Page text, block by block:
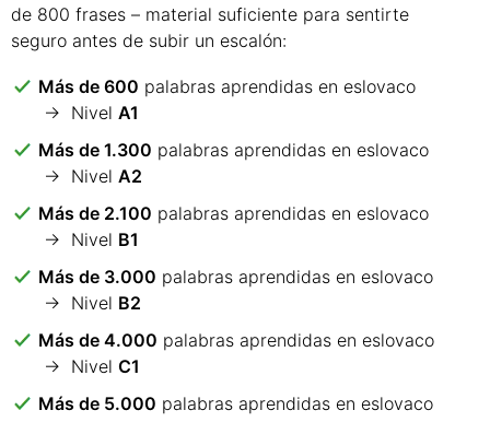
de 800 frases – material suficiente para sentirte
seguro antes de subir un escalón:
Más de 600 palabras aprendidas en eslovaco
→ Nivel A1
Más de 1.300 palabras aprendidas en eslovaco
→ Nivel A2
Más de 2.100 palabras aprendidas en eslovaco
→ Nivel B1
Más de 3.000 palabras aprendidas en eslovaco
→ Nivel B2
Más de 4.000 palabras aprendidas en eslovaco
→ Nivel C1
Más de 5.000 palabras aprendidas en eslovaco